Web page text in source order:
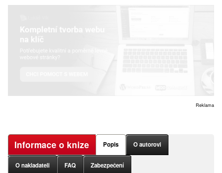
Reklama
Informace o knize Popis O autorovi
O nakladateli FAQ Zabezpečení